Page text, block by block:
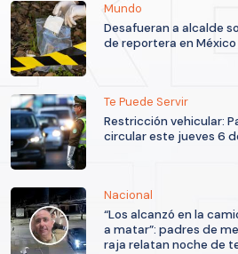
Mundo
Desafueran a alcalde
de reportera en México
Te Puede Servir
Restricción vehicular:
circular este jueves 6
Nacional
“Los alcanzó en la
a matar”: padres de
raja relatan noche de